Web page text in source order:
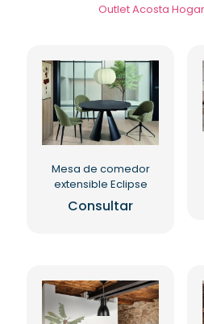
Outlet Acosta
Mesa de comedor
extensible Eclipse
Consultar